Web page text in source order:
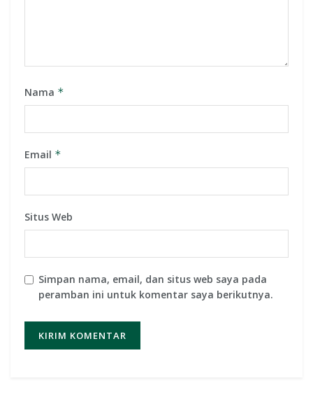
Nama *
Email *
Situs Web
Simpan nama, email, dan situs web saya pada
peramban ini untuk komentar saya berikutnya.